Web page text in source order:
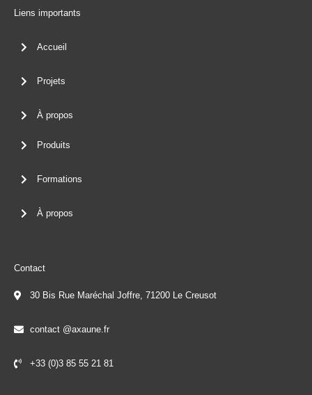
Liens importants
Accueil
Projets
À propos
Produits
Formations
À propos
Contact
30 Bis Rue Maréchal Joffre, 71200 Le Creusot
contact @axaune.fr
+33 (0)3 85 55 21 81